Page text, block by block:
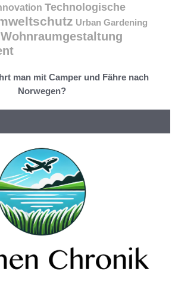
Technologische
Urban Gardening
Wohnraumgestaltung
man mit Camper und Fähre nach
Norwegen?